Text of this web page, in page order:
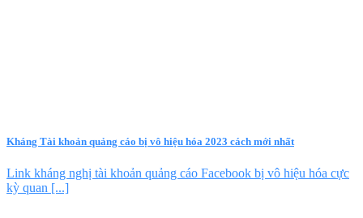
Kháng Tài khoản quảng cáo bị vô hiệu hóa 2023 cách mới nhất
Link kháng nghị tài khoản quảng cáo Facebook bị vô hiệu hóa cực
kỳ quan [...]